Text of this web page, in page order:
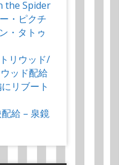
the Spider
・ピクチ
・タトゥ
リウッド/
ッド配給
リブート
給 – 泉鏡